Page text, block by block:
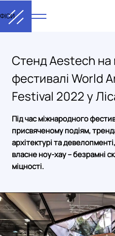
Стенд Aestech
фестивалі World
Festival 2022 у
Під час міжнародного
присвяченому подіям,
архітектурі та
власне ноу-хау – безрамні
міцності.